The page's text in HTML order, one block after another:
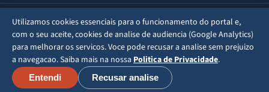
Av. Sete de Setembro, 664 - Centro - CEP: 15820-047 - Pirangi/SP · Fone/Fax:
(17) 3386-1289
Mapa do Site·Privacidade·© Câmara Municipal de Pirangi - SP — 2026
WCAG 2.1 AA Conforme diretrizes eMAG
Utilizamos cookies essenciais para o funcionamento do portal e,
com o seu aceite, cookies de analise de audiencia (Google Analytics)
para melhorar os servicos. Voce pode recusar a analise sem prejuizo
a navegacao. Saiba mais na nossa Politica de Privacidade.
Entendi Recusar analise